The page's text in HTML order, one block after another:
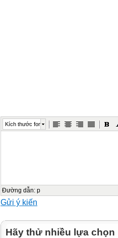
Kích thước font
Đường dẫn: p
Gửi ý kiến
Hãy thử nhiều lựa chọn